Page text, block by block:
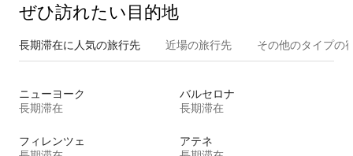
ぜひ訪⁠れ⁠た⁠い目⁠的⁠地
長期滞在に人気の旅行先 近場の旅行先 その他のタ⁠イ⁠プ⁠の
ニューヨーク
長期滞在
バルセロナ
長期滞在
フィレンツェ
アテネ